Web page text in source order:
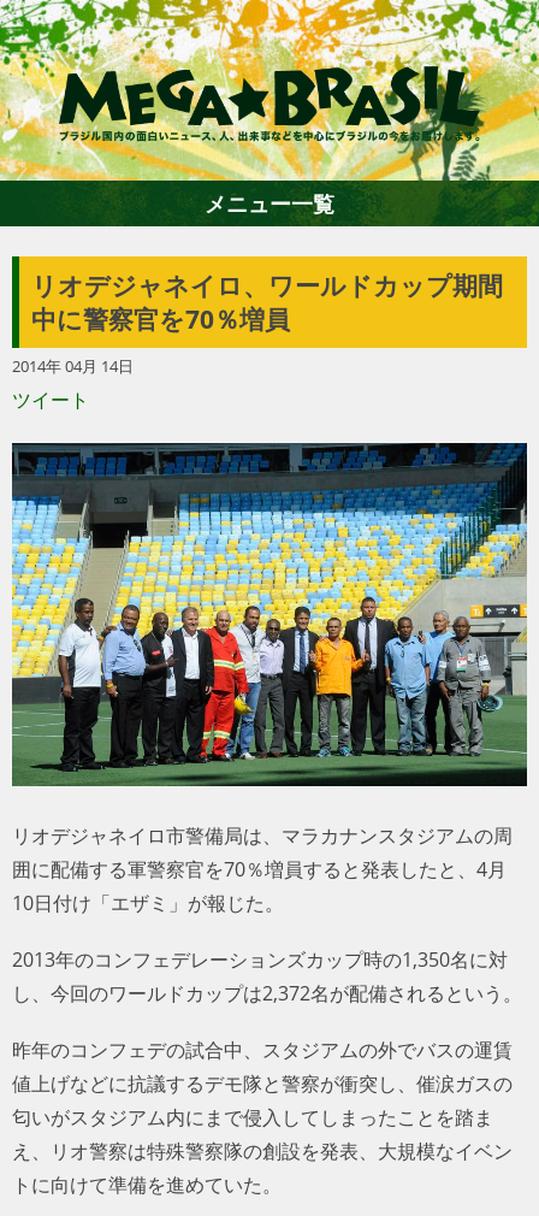
ホーム
エンターテイメント
グルメ
トラベル
サッカー
PEOPLE
ビジネス
コラム
メニュー一覧
リオデジャネイロ、ワールドカップ期間
中に警察官を70％増員
2014年 04月 14日
ツイート
リオデジャネイロ市警備局は、マラカナンスタジアムの周
囲に配備する軍警察官を70％増員すると発表したと、4月
10日付け「エザミ」が報じた。
2013年のコンフェデレーションズカップ時の1,350名に対
し、今回のワールドカップは2,372名が配備されるという。
昨年のコンフェデの試合中、スタジアムの外でバスの運賃
値上げなどに抗議するデモ隊と警察が衝突し、催涙ガスの
匂いがスタジアム内にまで侵入してしまったことを踏ま
え、リオ警察は特殊警察隊の創設を発表、大規模なイベン
トに向けて準備を進めていた。